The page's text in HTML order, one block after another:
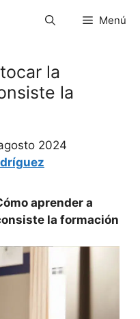
Menú
la
la
2024
aprender a
la formación